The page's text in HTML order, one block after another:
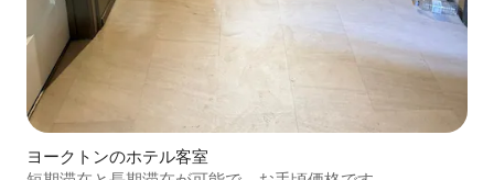
ヨークトンのホテル客室